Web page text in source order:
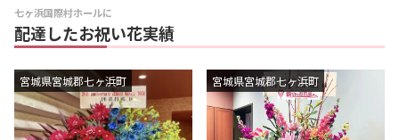
七ヶ浜国際村ホールに
配達したお祝い花実績
宮城県宮城郡七ヶ浜町 宮城県宮城郡七ヶ浜町